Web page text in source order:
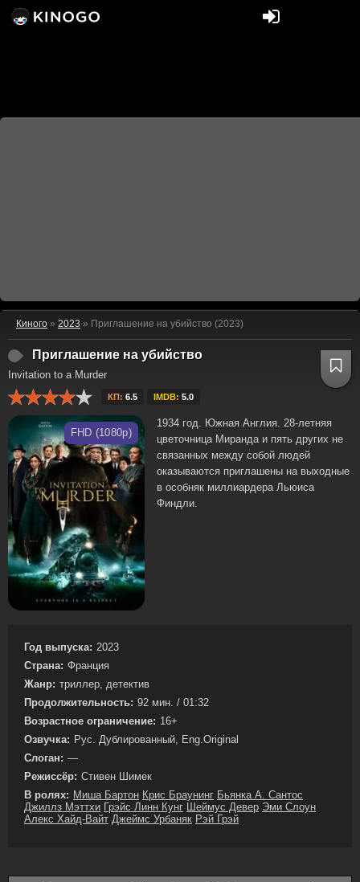
Киного » 2023 » Приглашение на убийство (2023)
Приглашение на убийство
Invitation to a Murder
КП: 6.5 IMDB: 5.0
FHD (1080p)
1934 год. Южная Англия. 28-летняя
цветочница Миранда и пять других не
связанных между собой людей
оказываются приглашены на выходные
в особняк миллиардера Льюиса
Финдли.
Год выпуска: 2023
Страна: Франция
Жанр: триллер, детектив
Продолжительность: 92 мин. / 01:32
Возрастное ограничение: 16+
Озвучка: Рус. Дублированный, Eng.Original
Слоган: —
Режиссёр: Стивен Шимек
В ролях: Миша Бартон Крис Браунинг Бьянка А. Сантос
Джиллз Мэттхи Грэйс Линн Кунг Шеймус Девер Эми Слоун
Алекс Хайд-Вайт Джеймс Урбаняк Рэй Грэй